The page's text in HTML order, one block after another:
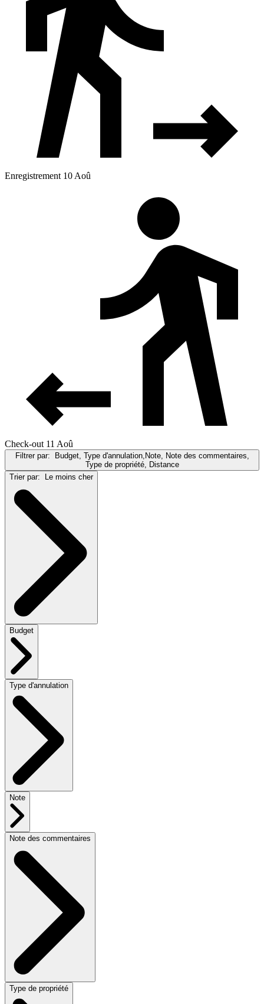
Enregistrement 10 Aoû
Check-out 11 Aoû
Filtrer par: Budget, Type d'annulation,Note, Note des commentaires,
Type de propriété, Distance
Trier par: Le moins cher
Budget
Type d'annulation
Note
Note des commentaires
Type de propriété